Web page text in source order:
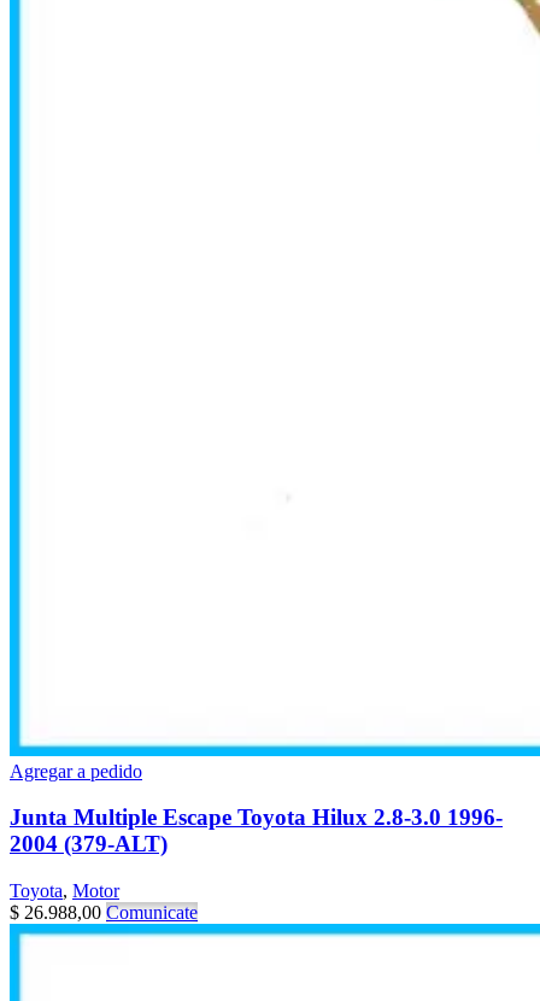
Agregar a pedido
Junta Multiple Escape Toyota Hilux 2.8-3.0 1996-
2004 (379-ALT)
Toyota, Motor
$ 26.988,00 Comunicate